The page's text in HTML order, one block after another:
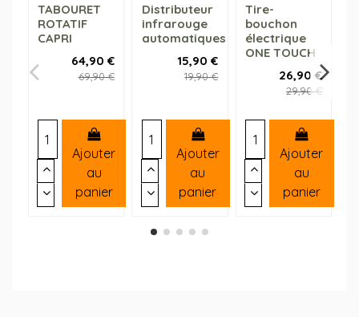
TABOURET
ROTATIF
CAPRI
64,90 €
69,90 €
Ajouter
au
panier
Distributeur
infrarouge
automatiques
15,90 €
19,90 €
Ajouter
au
panier
Tire-
bouchon
électrique
ONE TOUCH
26,90 €
29,90 €
Ajouter
au
panier